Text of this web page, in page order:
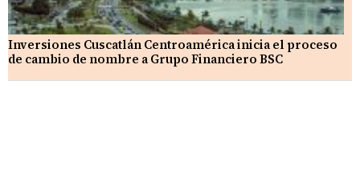
Inversiones Cuscatlán Centroamérica inicia el proceso
de cambio de nombre a Grupo Financiero BSC